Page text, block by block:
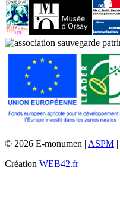
© 2026 E-monumen | ASPM |
Création WEB42.fr